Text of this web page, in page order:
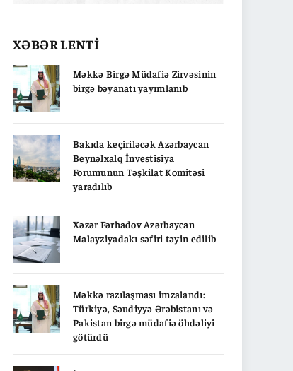
XƏBƏR LENTİ
Məkkə Birgə Müdafiə Zirvəsinin
birgə bəyanatı yayımlanıb
Bakıda keçiriləcək Azərbaycan
Beynəlxalq İnvestisiya
Forumunun Təşkilat Komitəsi
yaradılıb
Xəzər Fərhadov Azərbaycan
Malayziyadakı səfiri təyin edilib
Məkkə razılaşması imzalandı:
Türkiyə, Səudiyyə Ərəbistanı və
Pakistan birgə müdafiə öhdəliyi
götürdü